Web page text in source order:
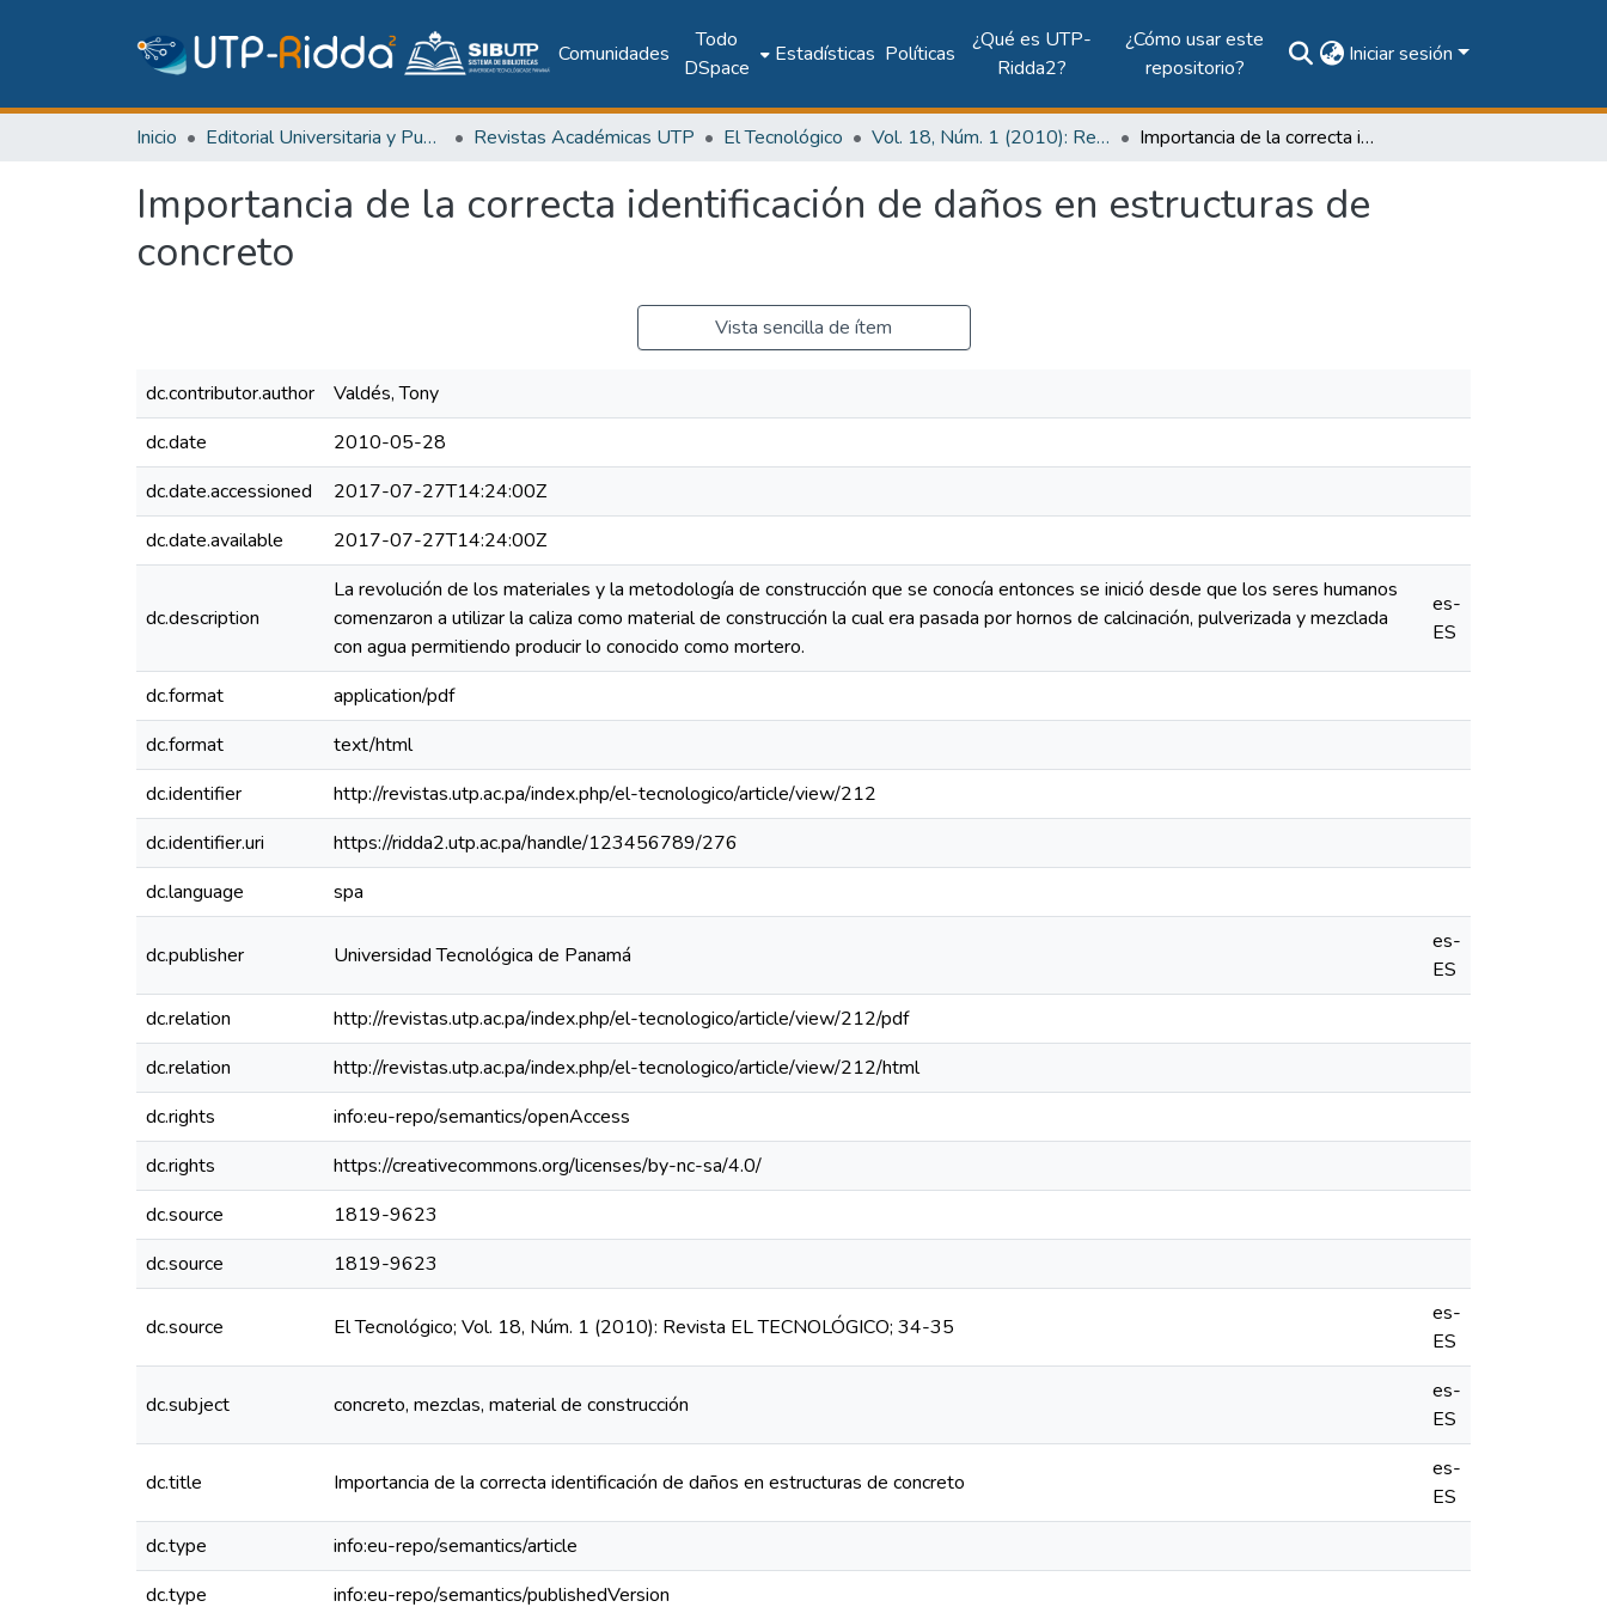
Comunidades
Todo
DSpace
Estadísticas Políticas
¿Qué es UTP-
Ridda2?
¿Cómo usar este
repositorio?
Iniciar sesión
Inicio Editorial Universitaria y Publicaciones Seriadas Revistas Académicas UTP El Tecnológico Vol. 18, Núm. 1 (2010): Revista EL TECNOLÓGICO Importancia de la correcta identificación de daños en estructuras de concreto
Importancia de la correcta identificación de daños en estructuras de
concreto
Vista sencilla de ítem
dc.contributor.author
Valdés, Tony
dc.date
2010-05-28
dc.date.accessioned
2017-07-27T14:24:00Z
dc.date.available
2017-07-27T14:24:00Z
dc.description
La revolución de los materiales y la metodología de construcción que se conocía entonces se inició desde que los seres humanos
comenzaron a utilizar la caliza como material de construcción la cual era pasada por hornos de calcinación, pulverizada y mezclada
con agua permitiendo producir lo conocido como mortero.
es-
ES
dc.format
application/pdf
dc.format
text/html
dc.identifier
http://revistas.utp.ac.pa/index.php/el-tecnologico/article/view/212
dc.identifier.uri
https://ridda2.utp.ac.pa/handle/123456789/276
dc.language
spa
dc.publisher Universidad Tecnológica de Panamá
es-
ES
dc.relation
http://revistas.utp.ac.pa/index.php/el-tecnologico/article/view/212/pdf
dc.relation
http://revistas.utp.ac.pa/index.php/el-tecnologico/article/view/212/html
dc.rights
info:eu-repo/semantics/openAccess
dc.rights
https://creativecommons.org/licenses/by-nc-sa/4.0/
dc.source
1819-9623
dc.source
1819-9623
dc.source El Tecnológico; Vol. 18, Núm. 1 (2010): Revista EL TECNOLÓGICO; 34-35
es-
ES
dc.subject concreto, mezclas, material de construcción
es-
ES
dc.title Importancia de la correcta identificación de daños en estructuras de concreto
es-
ES
dc.type
info:eu-repo/semantics/article
dc.type
info:eu-repo/semantics/publishedVersion